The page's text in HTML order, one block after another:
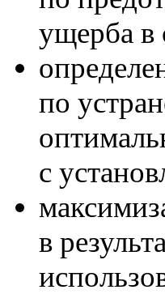
ущерба в
по
с
в